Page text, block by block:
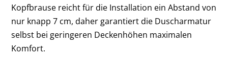
Kopfbrause reicht für die Installation ein Abstand von
nur knapp 7 cm, daher garantiert die Duscharmatur
selbst bei geringeren Deckenhöhen maximalen
Komfort.